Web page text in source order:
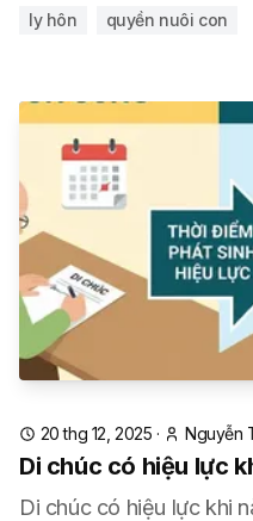
ly hôn quyền nuôi con
20 thg 12, 2025 · Nguyễn
Di chúc có hiệu lực
Di chúc có hiệu lực khi